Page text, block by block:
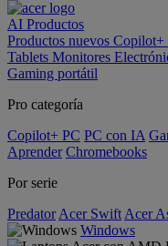
AI Productos
Productos nuevos Copilot+
Tablets Monitores
Gaming portátil
Pro categoría
Copilot+ PC PC con IA
Aprender Chromebooks
Por serie
Predator Acer Swift Acer
Windows